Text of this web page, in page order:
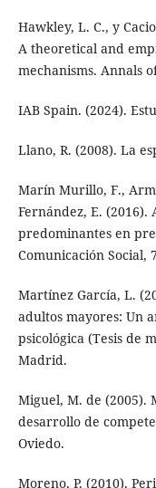
Hawkley, L. C., y
A theoretical and
mechanisms. Annals
IAB Spain. (2024).
Llano, R. (2008). La
Marín Murillo, F.,
Fernández, E.
predominantes en
Comunicación Social,
Martínez García, L.
adultos mayores: Un
psicológica (Tesis de
Madrid.
Miguel, M. de (2005).
desarrollo de
Oviedo.
Moreno, P. (2010).